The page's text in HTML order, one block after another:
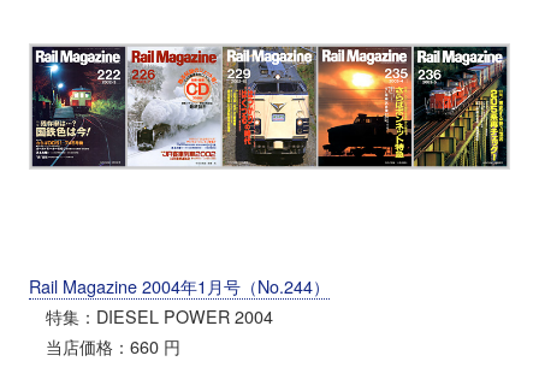
Rail Magazine 2004年1月号（No.244）
特集：DIESEL POWER 2004
当店価格：660 円